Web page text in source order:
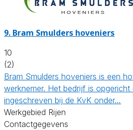
9. Bram Smulders hoveniers
10
(2)
Bram Smulders hoveniers is een
werknemer. Het bedrijf is
ingeschreven bij de KvK onder…
Werkgebied Rijen
Contactgegevens